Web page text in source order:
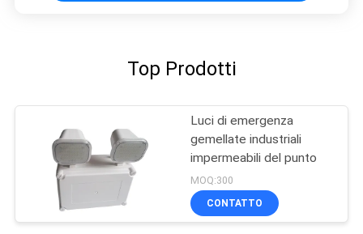
Top Prodotti
Luci di emergenza
gemellate industriali
impermeabili del punto
MOQ:300
CONTATTO